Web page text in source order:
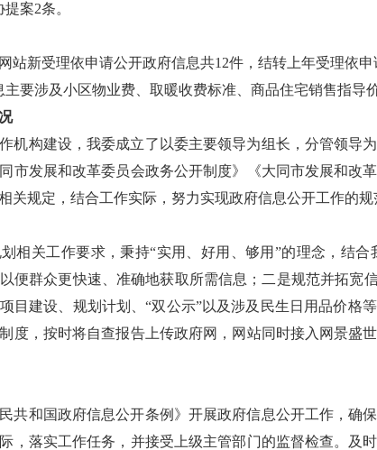
案2条。
站新受理依申请公开政府信息共12件，结转上年受理依
要涉及小区物业费、取暖收费标准、商品住宅销售指导
机构建设，我委成立了以委主要领导为组长，分管领导
市发展和改革委员会政务公开制度》《大同市发展和改
关规定，结合工作实际，努力实现政府信息公开工作的
相关工作要求，秉持“实用、好用、够用”的理念，结
便群众更快速、准确地获取所需信息；二是规范并拓宽
目建设、规划计划、“双公示”以及涉及民生日用品价格
度，按时将自查报告上传政府网，网站同时接入网景盛
共和国政府信息公开条例》开展政府信息公开工作，确
，落实工作任务，并接受上级主管部门的监督检查。及